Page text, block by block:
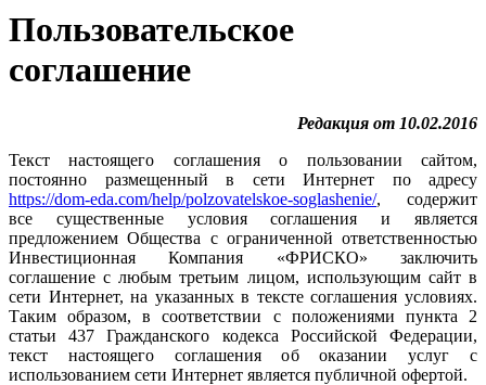
Пользовательское
соглашение
Редакция от 10.02.2016
Текст настоящего соглашения о пользовании сайтом,
постоянно размещенный в сети Интернет по адресу
https://dom-eda.com/help/polzovatelskoe-soglashenie/, содержит
все существенные условия соглашения и является
предложением Общества с ограниченной ответственностью
Инвестиционная Компания «ФРИСКО» заключить
соглашение с любым третьим лицом, использующим сайт в
сети Интернет, на указанных в тексте соглашения условиях.
Таким образом, в соответствии с положениями пункта 2
статьи 437 Гражданского кодекса Российской Федерации,
текст настоящего соглашения об оказании услуг с
использованием сети Интернет является публичной офертой.